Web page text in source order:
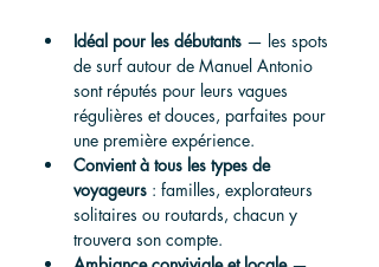
Idéal pour les débutants — les spots
de surf autour de Manuel Antonio
sont réputés pour leurs vagues
régulières et douces, parfaites pour
une première expérience.
Convient à tous les types de
voyageurs : familles, explorateurs
solitaires ou routards, chacun y
trouvera son compte.